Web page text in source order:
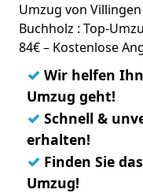
Umzug von
Buchholz : Top-
84€ – Kostenlose
✓ Wir helfen
Umzug geht!
✓ Schnell &
erhalten!
✓ Finden Sie
Umzug!